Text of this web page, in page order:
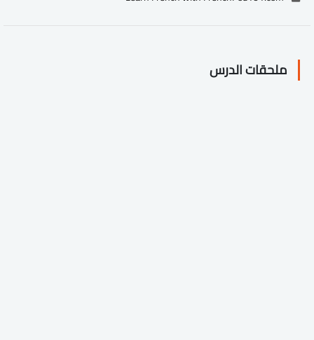
ملحقات الدرس